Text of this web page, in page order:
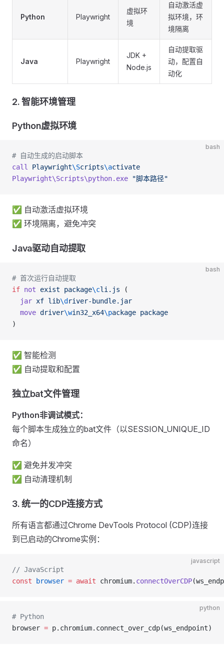
Python Playwright
虚拟环
境
自动激活虚
拟环境，环
境隔离
Java Playwright
JDK +
Node.js
自动提取驱
动，配置自
动化
2. 智能环境管理
Python虚拟环境
bash
# 自动生成的启动脚本
call
Playwright\Scripts\activate
Playwright\Scripts\python.exe "脚本路径"
✅ 自动激活虚拟环境
✅ 环境隔离，避免冲突
Java驱动自动提取
bash
# 首次运行自动提取
if not exist package\cli.js (
  jar
xf lib\d river-bundle.jar
  move
driver\win32_x64\package package
)
✅ 智能检测
✅ 自动提取和配置
独立bat文件管理
Python非调试模式：
每个脚本生成独立的bat文件（以SESSION_UNIQUE_ID
命名）
✅ 避免并发冲突
✅ 自动清理机制
3. 统一的CDP连接方式
所有语言都通过Chrome DevTools Protocol (CDP)连接
到已启动的Chrome实例：
javascript
// JavaScript
const browser = await chromium. connectOverCDP
python
# Python
browser = p.chromium.connect_over_cdp(ws_endpoint)